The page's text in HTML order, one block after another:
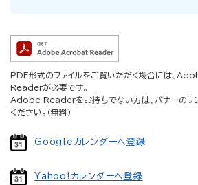
PDF形式のファイルをご覧いただく場合には、
Readerが必要です。
Adobe Readerをお持ちでない方は、バナーのリン
ください。（無料）
Googleカレンダーへ登録
Yahoo!カレンダーへ登録